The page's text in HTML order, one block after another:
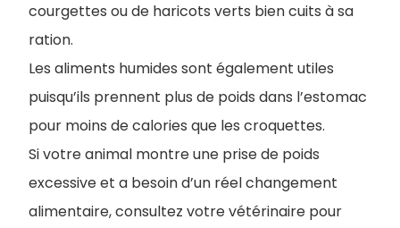
courgettes ou de haricots verts bien cuits à sa
ration.
Les aliments humides sont également utiles
puisqu’ils prennent plus de poids dans l’estomac
pour moins de calories que les croquettes.
Si votre animal montre une prise de poids
excessive et a besoin d’un réel changement
alimentaire, consultez votre vétérinaire pour